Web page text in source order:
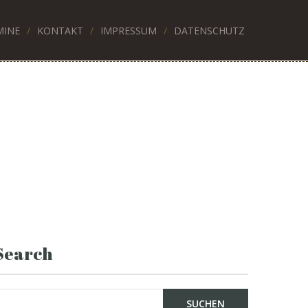
KONTAKT IMPRESSUM DATENSCHUTZ